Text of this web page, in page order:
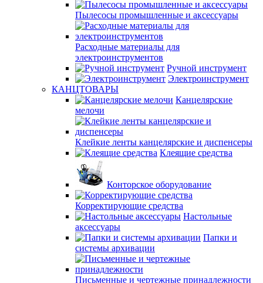
Пылесосы промышленные и аксессуары
Расходные материалы для
электроинструментов
Ручной инструмент
Электроинструмент
КАНЦТОВАРЫ
Канцелярские
мелочи
Клейкие ленты канцелярские и диспенсеры
Клеящие средства
Конторское оборудование
Корректирующие средства
Настольные
аксессуары
Папки и
системы архивации
Письменные и чертежные принадлежности